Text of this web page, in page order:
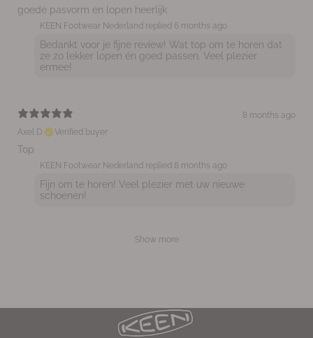
goede pasvorm en lopen heerlijk
KEEN Footwear Nederland replied 6 months ago
Bedankt voor je fijne review! Wat top om te horen dat
ze zo lekker lopen én goed passen. Veel plezier
ermee!
8 months ago
Axel D.
Verified buyer
Top
KEEN Footwear Nederland replied 8 months ago
Fijn om te horen! Veel plezier met uw nieuwe
schoenen!
Show more